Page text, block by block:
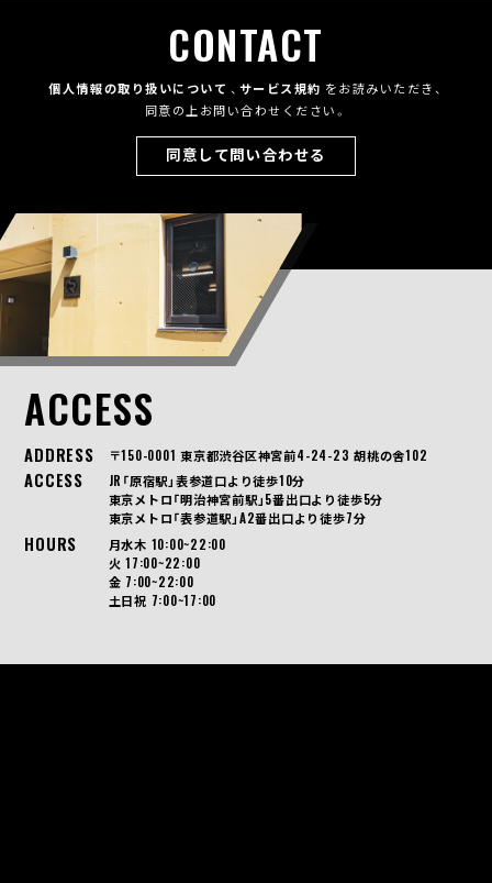
CONTACT
個人情報の取り扱いについて 、 サービス規約 をお読みいただき、
同意の上お問い合わせください。
同意して問い合わせる
ACCESS
ADDRESS 〒150-0001 東京都渋谷区神宮前4-24-23 胡桃の舎102
ACCESS
JR「原宿駅」表参道口より徒歩10分
東京メトロ「明治神宮前駅」5番出口より徒歩5分
東京メトロ「表参道駅」A2番出口より徒歩7分
HOURS
月水木 10:00~22:00
火 17:00~22:00
金 7:00~22:00
土日祝 7:00~17:00